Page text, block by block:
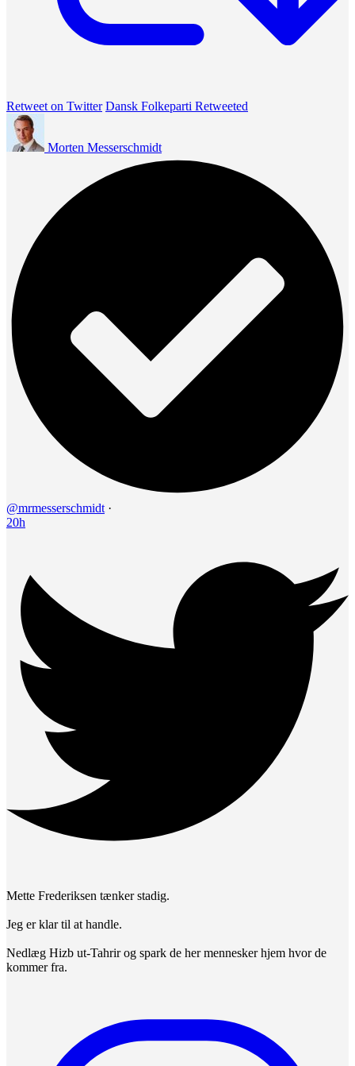
Retweet on Twitter Dansk Folkeparti Retweeted
Morten Messerschmidt
@mrmesserschmidt ·
20h
Mette Frederiksen tænker stadig.
Jeg er klar til at handle.
Nedlæg Hizb ut-Tahrir og spark de her mennesker hjem hvor de
kommer fra.